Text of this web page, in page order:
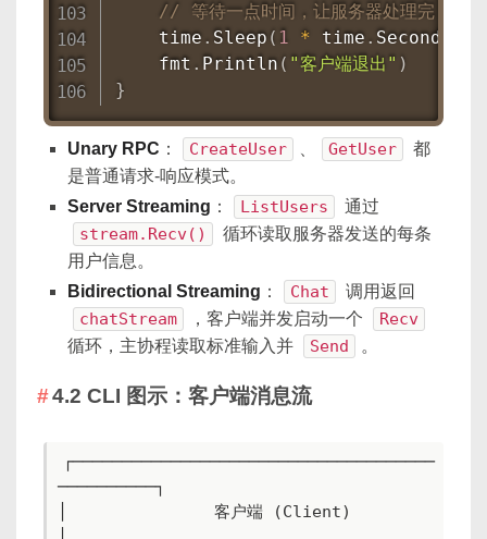
// 等待一点时间，让服务器处理完
    time
. Sleep ( 1 * time . Second
    fmt
. Println ( "客户端退出" )
}
Unary RPC ： CreateUser GetUser
都
是普通请求-响应模式。
Server Streaming ： ListUsers 通过
stream.Recv()
循环读取服务器发送的每条
用户信息。
Bidirectional Streaming ： Chat 调用返回
chatStream ，客户端并发启动一个 Recv
循环，主协程读取标准输入并 Send 。
4.2 CLI 图示：客户端消息流
┌─────────────────────────────────────
──────────┐
│               客户端 (Client)